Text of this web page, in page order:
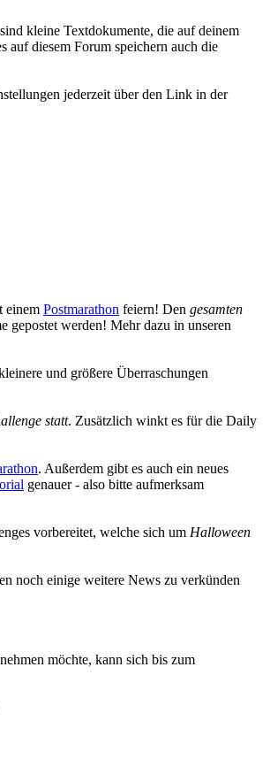
kleine Textdokumente, die auf deinem
auf diesem Forum speichern auch die
jederzeit über den Link in der
einem Postmarathon feiern! Den gesamten
gepostet werden! Mehr dazu in unseren
und größere Überraschungen
statt. Zusätzlich winkt es für die Daily
. Außerdem gibt es auch ein neues
genauer - also bitte aufmerksam
vorbereitet, welche sich um Halloween
noch einige weitere News zu verkünden
möchte, kann sich bis zum